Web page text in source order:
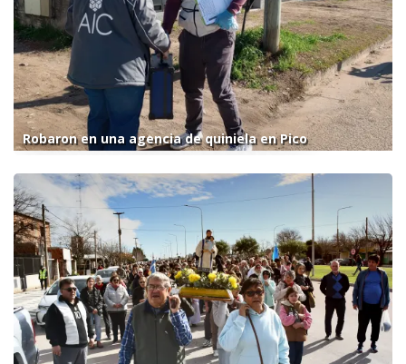
Robaron en una agencia de quiniela en Pico